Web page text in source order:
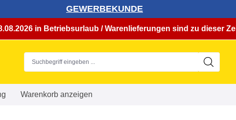
GEWERBEKUNDE
in Betriebsurlaub / Warenlieferungen sind zu dieser
Warenkorb anzeigen